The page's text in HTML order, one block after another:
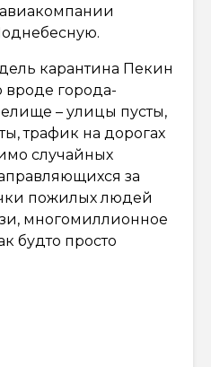
карантина Пекин
вроде города-
– улицы пусты,
трафик на дорогах
случайных
за
пожилых людей
многомиллионное
будто просто